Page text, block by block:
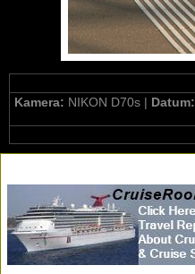
Kamera: NIKON D70s | Datum: